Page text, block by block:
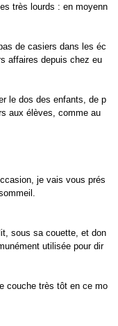
très lourds : en moyenn
de casiers dans les éc
affaires depuis chez eu
le dos des enfants, de p
aux élèves, comme au
je vais vous prés
sous sa couette, et don
utilisée pour dir
couche très tôt en ce mo